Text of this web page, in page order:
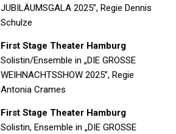
JUBILÄUMSGALA 2025”, Regie Dennis
Schulze
First Stage Theater Hamburg
Solistin/Ensemble in „DIE GROSSE
WEIHNACHTSSHOW 2025”, Regie
Antonia Crames
First Stage Theater Hamburg
Solistin, Ensemble in „DIE GROSSE